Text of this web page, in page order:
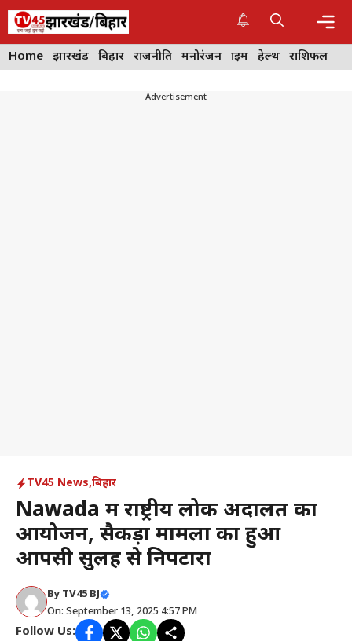
Skip
content
Home झारखंड बिहार राजनीति मनोरंजन क्राइम हेल्थ राशिफल
---Advertisement---
TV45 News,बिहार
Nawada में राष्ट्रीय लोक अदालत का
आयोजन, सैकड़ों मामलों का हुआ
आपसी सुलह से निपटारा
By TV45 BJ
On: September 13, 2025 4:57 PM
Follow Us: